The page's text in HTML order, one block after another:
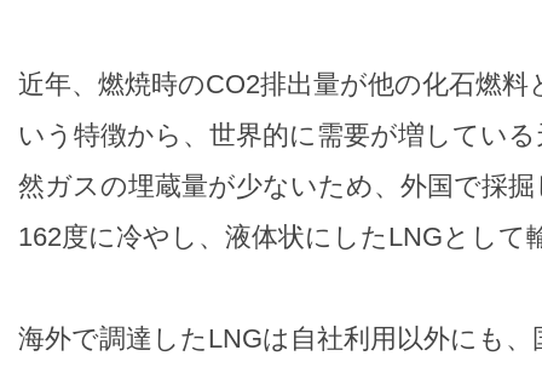
近年、燃焼時のCO2排出量が他の化石燃
いう特徴から、世界的に需要が増してい
然ガスの埋蔵量が少ないため、外国で採
162度に冷やし、液体状にしたLNGとして
海外で調達したLNGは自社利用以外にも